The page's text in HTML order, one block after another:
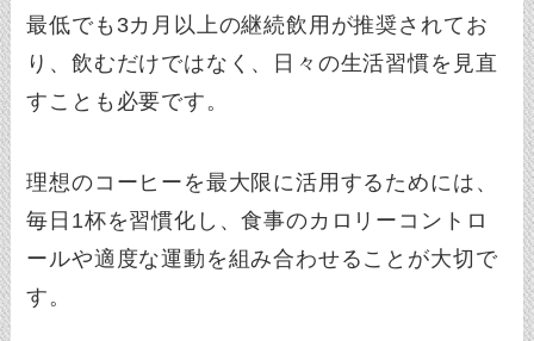
最低でも3カ月以上の継続飲用が推奨されてお
り、飲むだけではなく、日々の生活習慣を見直
すことも必要です。
理想のコーヒーを最大限に活用するためには、
毎日1杯を習慣化し、食事のカロリーコントロ
ールや適度な運動を組み合わせることが大切で
す。